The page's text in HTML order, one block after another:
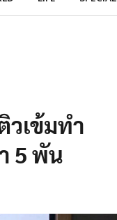
วเข้มทำ
5 พัน